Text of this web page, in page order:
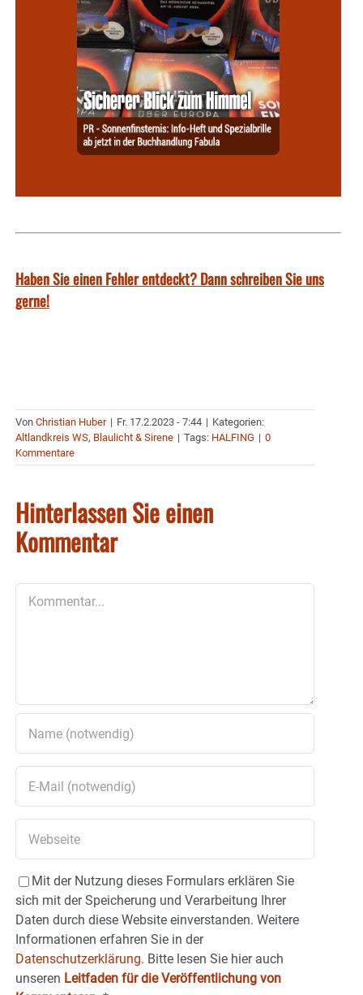
Haben Sie einen Fehler entdeckt? Dann schreiben Sie uns
gerne!
Von Christian Huber | Fr. 17.2.2023 - 7:44 | Kategorien:
Altlandkreis WS, Blaulicht & Sirene | Tags: HALFING | 0
Kommentare
Hinterlassen Sie einen
Kommentar
Mit der Nutzung dieses Formulars erklären Sie
sich mit der Speicherung und Verarbeitung Ihrer
Daten durch diese Website einverstanden. Weitere
Informationen erfahren Sie in der
Datenschutzerklärung. Bitte lesen Sie hier auch
unseren Leitfaden für die Veröffentlichung von